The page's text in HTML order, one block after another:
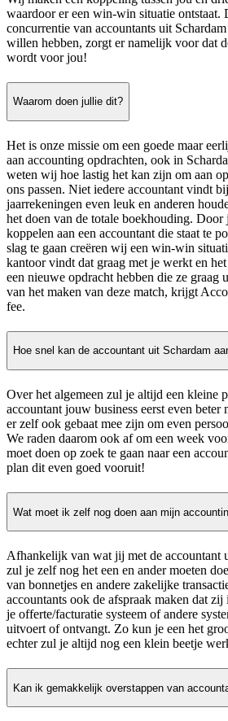
waardoor er een win-win situatie ontstaat.
concurrentie van accountants uit
willen hebben, zorgt er namelijk voor dat
wordt voor jou!
Waarom doen jullie dit?
Het is onze missie om een goede maar
aan accounting opdrachten, ook in
weten wij hoe lastig het kan zijn om aan
ons passen. Niet iedere accountant vindt
jaarrekeningen even leuk en anderen
het doen van de totale boekhouding.
koppelen aan een accountant die staat te
slag te gaan creëren wij een win-win
kantoor vindt dat graag met je werkt en
een nieuwe opdracht hebben die ze graag
van het maken van deze match, krijgt
fee.
Hoe snel kan de accountant uit Schardam
Over het algemeen zul je altijd een kleine
accountant jouw business eerst even beter
er zelf ook gebaat mee zijn om even
We raden daarom ook af om een week
moet doen op zoek te gaan naar een
plan dit even goed vooruit!
Wat moet ik zelf nog doen aan mijn
Afhankelijk van wat jij met de accountant
zul je zelf nog het een en ander moeten
van bonnetjes en andere zakelijke
accountants ook de afspraak maken dat
je offerte/facturatie systeem of andere
uitvoert of ontvangt. Zo kun je een het
echter zul je altijd nog een klein beetje
Kan ik gemakkelijk overstappen van